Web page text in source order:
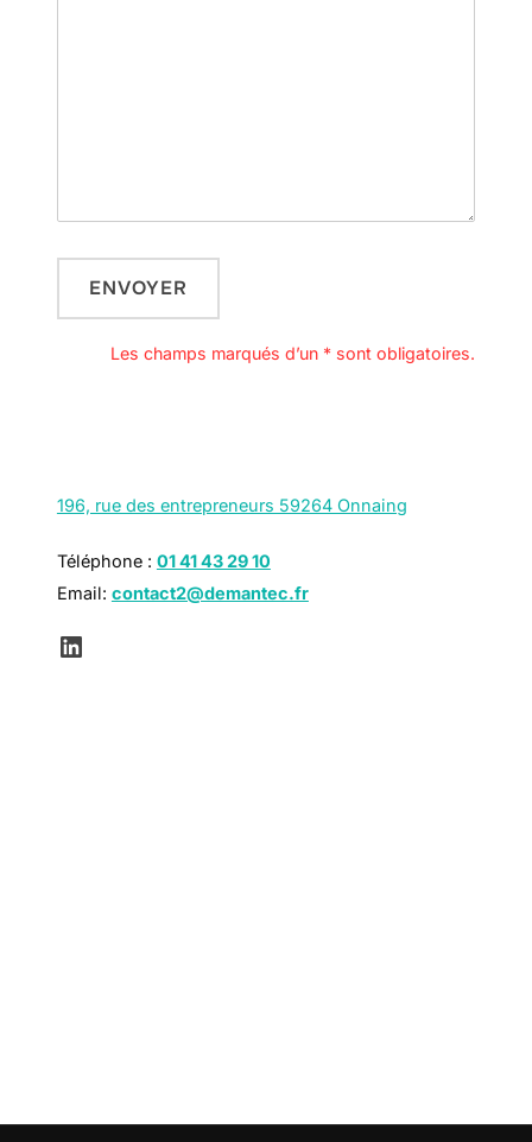
Les champs marqués d’un * sont obligatoires.
196, rue des entrepreneurs 59264 Onnaing
Téléphone : 01 41 43 29 10
Email: contact2@demantec.fr
LinkedIn